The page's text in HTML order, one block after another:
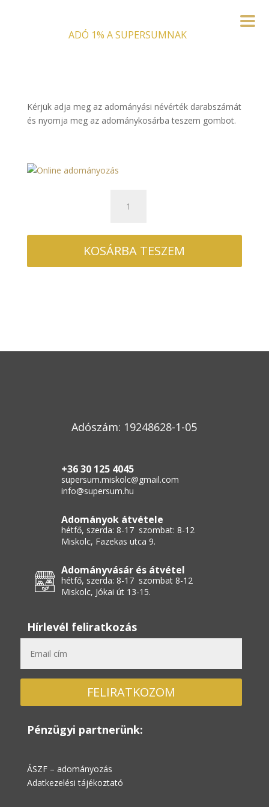
ADÓ 1% A SUPERSUMNAK
Kérjük adja meg az adományási névérték darabszámát
és nyomja meg az adománykosárba teszem gombot.
adományozás
KOSÁRBA TESZEM
Adószám: 19248628-1-05
+36 30 125 4045
supersum.miskolc@gmail.com
info@supersum.hu
Adományok átvétele
hétfő, szerda: 8-17 szombat: 8-12
Miskolc, Fazekas utca 9.
Adományvásár és átvétel
hétfő, szerda: 8-17 szombat 8-12
Miskolc, Jókai út 13-15.
Hírlevél feliratkozás
FELIRATKOZOM
Pénzügyi partnerünk:
ÁSZF – adományozás
Adatkezelési tájékoztató